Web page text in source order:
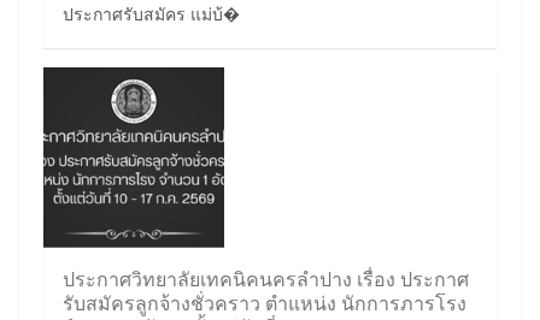
ประกาศรับสมัคร แม่บ้�
ประกาศวิทยาลัยเทคนิคนครลำปาง เรื่อง ประกาศ
รับสมัครลูกจ้างชั่วคราว ตำแหน่ง นักการภารโรง